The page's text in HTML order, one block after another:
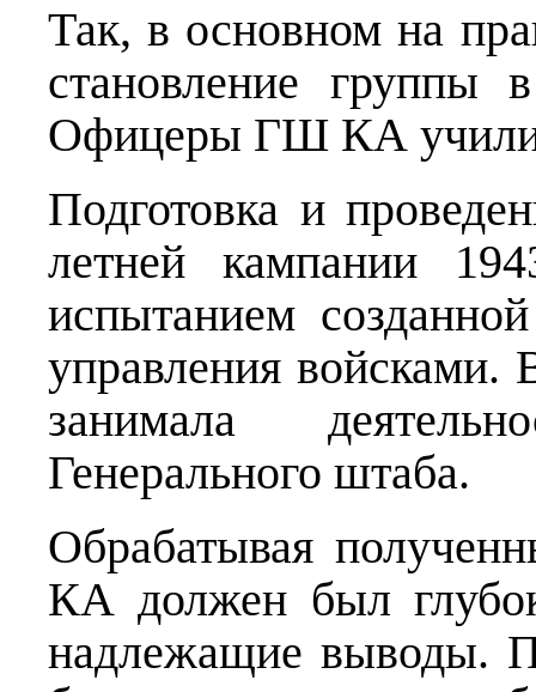
Так, в основном на
становление группы
Офицеры ГШ КА учили
Подготовка и
летней кампании
испытанием
управления войсками.
занимала
Генерального штаба.
Обрабатывая
КА должен был
надлежащие выводы.